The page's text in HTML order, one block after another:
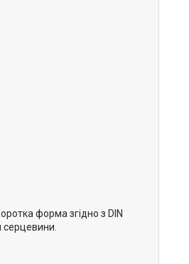
форма згідно з DIN
серцевини.